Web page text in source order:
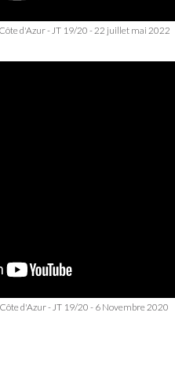
d'Azur - JT 19/20 - 22 juillet mai 2022
d'Azur - JT 19/20 - 6 Novembre 2020